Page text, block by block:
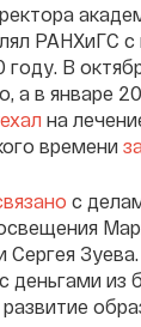
РАНХиГС
году. В
а в январе
на
времени
с
Сергея
деньгами из